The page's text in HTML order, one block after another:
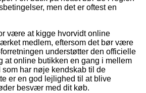
men det er oftest en
være at kigge hvorvidt online
medlem, eftersom det bør være
understøtter den officielle
at online butikken en gang i mellem
har nøje kendskab til de
er en god lejlighed til at blive
besvær med dit køb.